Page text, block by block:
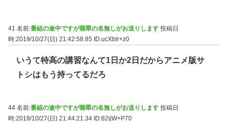
41 名前:番組の途中ですが翡翠の名無しがお送りします 投稿日
時:2019/10/27(日) 21:42:58.85 ID:ucXblr+z0
いうて特高の講習なんて1日か2日だからアニメ版サ
トシはもう持ってるだろ
44 名前:番組の途中ですが翡翠の名無しがお送りします 投稿日
時:2019/10/27(日) 21:44:21.34 ID:82ijW+P70